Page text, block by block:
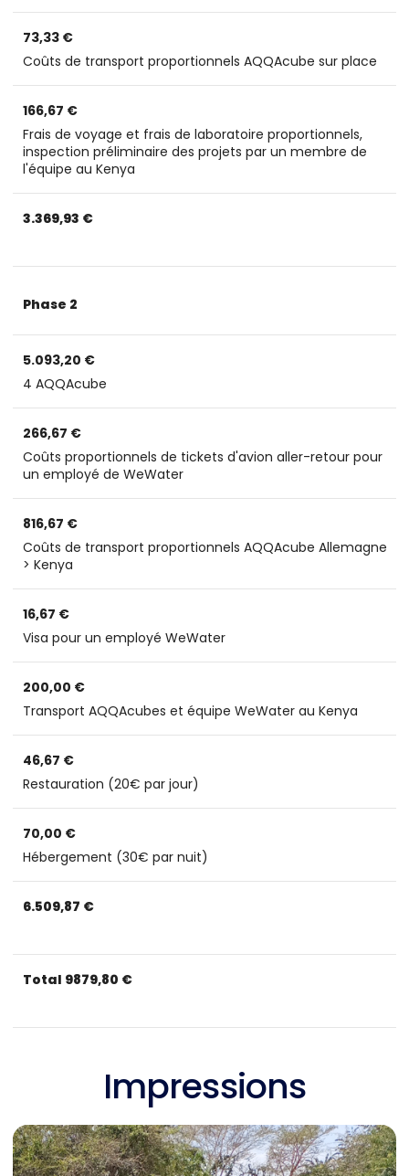
73,33 €
Coûts de transport proportionnels AQQAcube sur place
166,67 €
Frais de voyage et frais de laboratoire proportionnels,
inspection préliminaire des projets par un membre de
l'équipe au Kenya
3.369,93 €
Phase 2
5.093,20 €
4 AQQAcube
266,67 €
Coûts proportionnels de tickets d'avion aller-retour pour
un employé de WeWater
816,67 €
Coûts de transport proportionnels AQQAcube Allemagne
> Kenya
16,67 €
Visa pour un employé WeWater
200,00 €
Transport AQQAcubes et équipe WeWater au Kenya
46,67 €
Restauration (20€ par jour)
70,00 €
Hébergement (30€ par nuit)
6.509,87 €
Total 9879,80 €
Impressions